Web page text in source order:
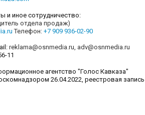
и иное сотрудничество:
отдела продаж)
Телефон: +7 909 936-02-90
reklama@osnmedia.ru, adv@osnmedia.ru
11
агентство "Голос Кавказа"
26.04.2022, реестровая запись